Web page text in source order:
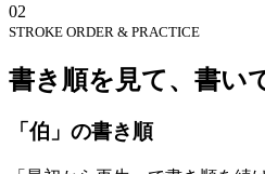
02
STROKE ORDER & PRACTICE
書き順を見て、書い
「伯」の書き順